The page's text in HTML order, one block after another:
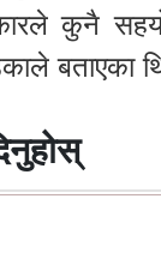
कुनै
बताएका